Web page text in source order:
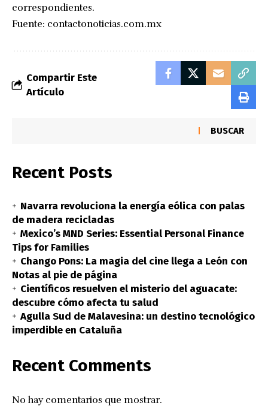
correspondientes.
Fuente: contactonoticias.com.mx
Compartir Este
Artículo
BUSCAR
Recent Posts
Navarra revoluciona la energía eólica con palas
de madera recicladas
Mexico’s MND Series: Essential Personal Finance
Tips for Families
Chango Pons: La magia del cine llega a León con
Notas al pie de página
Científicos resuelven el misterio del aguacate:
descubre cómo afecta tu salud
Agulla Sud de Malavesina: un destino tecnológico
imperdible en Cataluña
Recent Comments
No hay comentarios que mostrar.